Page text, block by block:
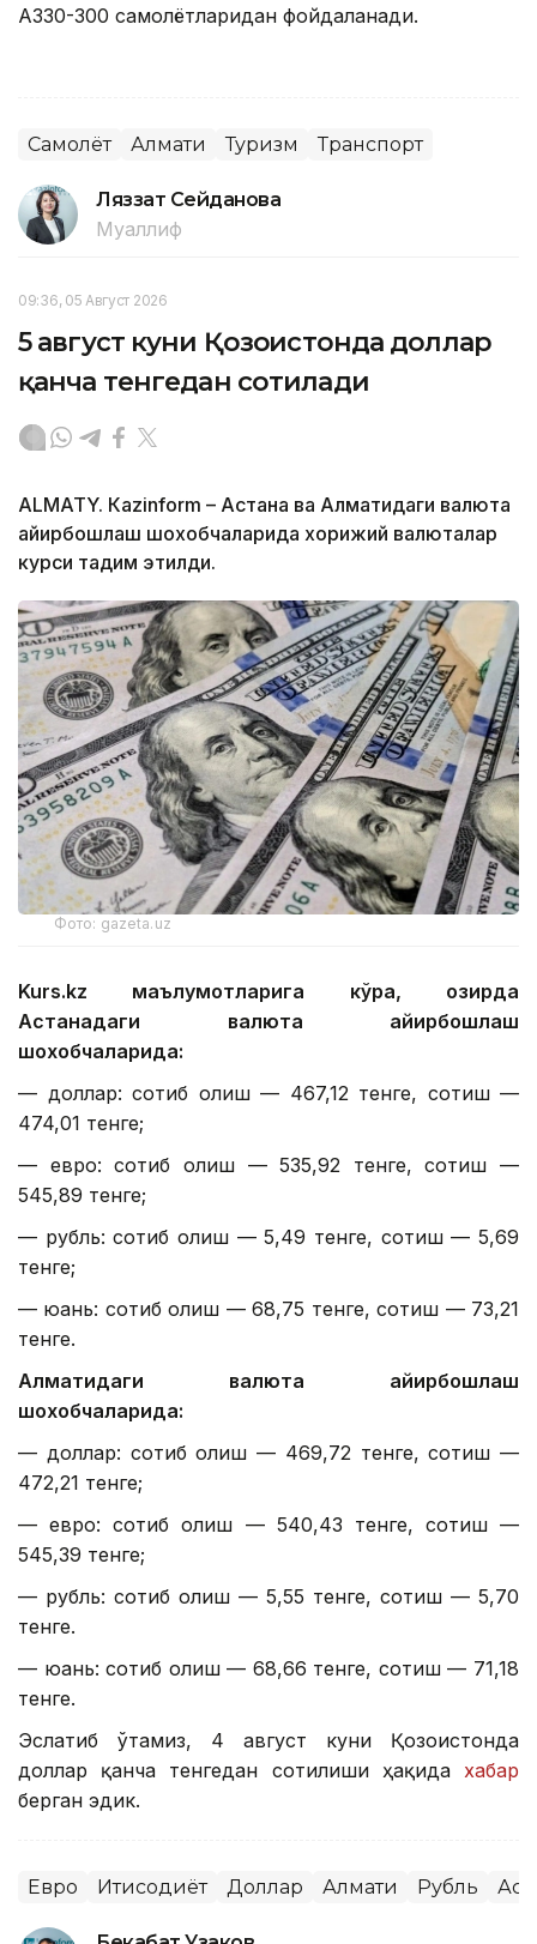
A330-300 самолётларидан фойдаланади.
Самолёт Алмати Туризм Транспорт
Ляззат Сейданова
Муаллиф
09:36, 05 Август 2026
5 август куни Қозоғистонда доллар
қанча тенгедан сотилади
ALMATY. Кazinform – Астана ва Алматидаги валюта
айирбошлаш шохобчаларида хорижий валюталар
курси тақдим этилди.
Фото: gazeta.uz
Kurs.kz маълумотларига кўра, ҳозирда
Астанадаги валюта айирбошлаш
шохобчаларида:
— доллар: сотиб олиш — 467,12 тенге, сотиш —
474,01 тенге;
— евро: сотиб олиш — 535,92 тенге, сотиш —
545,89 тенге;
— рубль: сотиб олиш — 5,49 тенге, сотиш — 5,69
тенге;
— юань: сотиб олиш — 68,75 тенге, сотиш — 73,21
тенге.
Алматидаги валюта айирбошлаш
шохобчаларида:
— доллар: сотиб олиш — 469,72 тенге, сотиш —
472,21 тенге;
— евро: сотиб олиш — 540,43 тенге, сотиш —
545,39 тенге;
— рубль: сотиб олиш — 5,55 тенге, сотиш — 5,70
тенге.
— юань: сотиб олиш — 68,66 тенге, сотиш — 71,18
тенге.
Эслатиб ўтамиз, 4 август куни Қозоғистонда
доллар қанча тенгедан сотилиши ҳақида хабар
берган эдик.
Евро Иқтисодиёт Доллар Алмати Рубль